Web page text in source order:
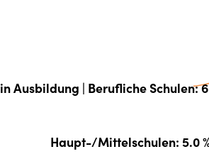
Haupt-/Mittelschulen: 5.0
in Ausbildung | Berufliche Schulen: